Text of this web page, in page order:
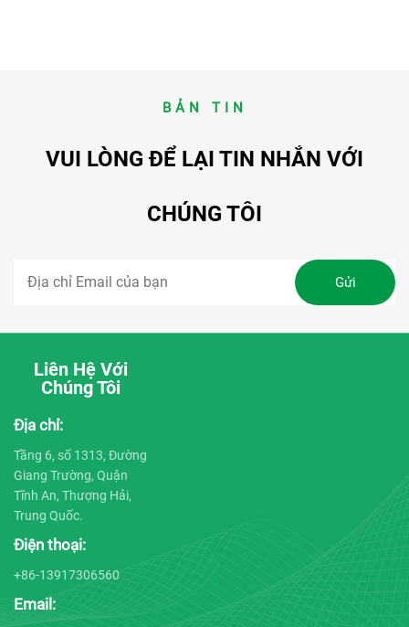
BẢN TIN
VUI LÒNG ĐỂ LẠI TIN NHẮN VỚI
CHÚNG TÔI
Liên Hệ Với
Chúng Tôi
Địa chỉ:
Tầng 6, số 1313, Đường
Giang Trường, Quận
Tĩnh An, Thượng Hải,
Trung Quốc.
Điện thoại:
+86-13917306560
Email: